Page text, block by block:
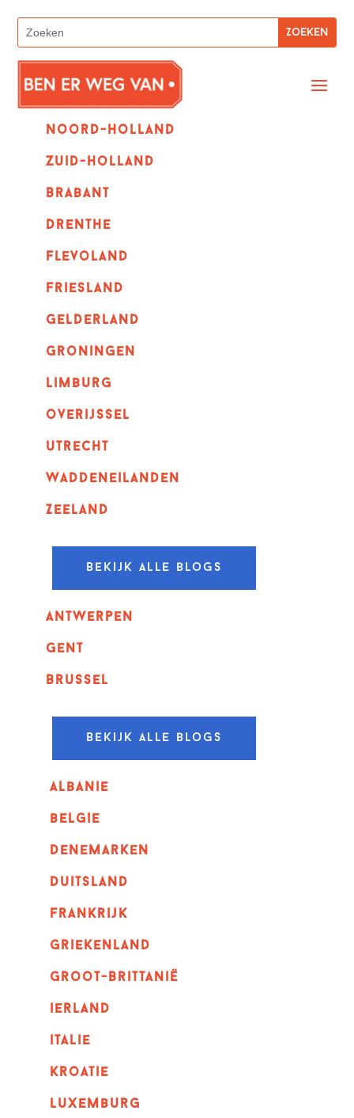
Noord-holland
zuid-holland
Brabant
Drenthe
Flevoland
Friesland
Gelderland
Groningen
Limburg
overijssel
utrecht
Waddeneilanden
Zeeland
Bekijk alle blogs
Antwerpen
GENT
Brussel
Bekijk alle blogs
albanie
belgie
denemarken
duitsland
frankrijk
griekenland
Groot-Brittanië
ierland
italie
kroatie
luxemburg